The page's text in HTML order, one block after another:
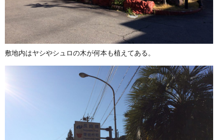
敷地内はヤシやシュロの木が何本も植えてある。